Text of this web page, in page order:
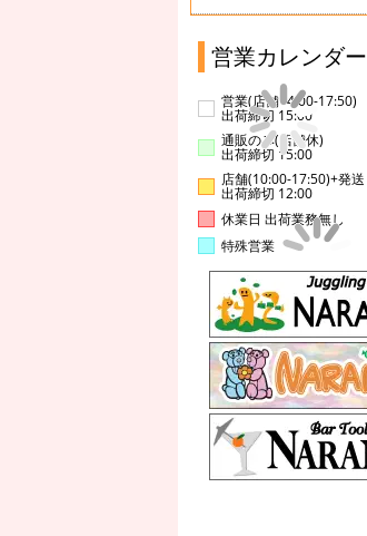
営業カレンダー
営業(店舗14:00-17:50)
出荷締切 15:00
通販のみ(店舗休)
出荷締切 15:00
店舗(10:00-17:50)+発送
出荷締切 12:00
休業日 出荷業務無し
特殊営業